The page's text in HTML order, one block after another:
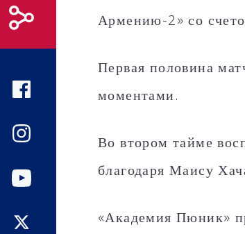
Армению-2» со
Первая половина
моментами.
Во втором тайме
благодаря Маису
«Академия Пюник»